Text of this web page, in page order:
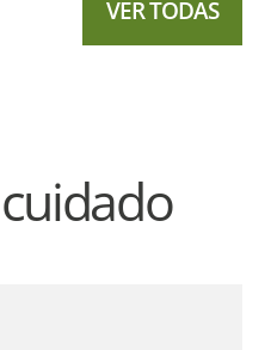
VER TODAS